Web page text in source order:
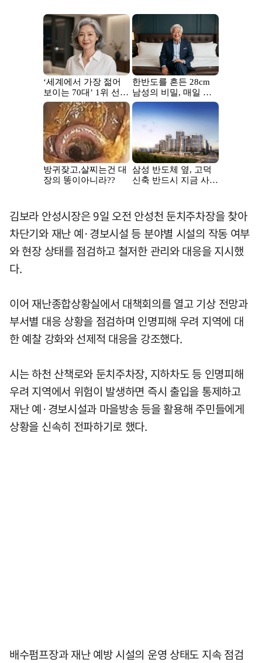
김보라 안성시장은 9일 오전 안성천 둔치주차장을 찾아
차단기와 재난 예·경보시설 등 분야별 시설의 작동 여부
와 현장 상태를 점검하고 철저한 관리와 대응을 지시했
다.
이어 재난종합상황실에서 대책회의를 열고 기상 전망과
부서별 대응 상황을 점검하며 인명피해 우려 지역에 대
한 예찰 강화와 선제적 대응을 강조했다.
시는 하천 산책로와 둔치주차장, 지하차도 등 인명피해
우려 지역에서 위험이 발생하면 즉시 출입을 통제하고
재난 예·경보시설과 마을방송 등을 활용해 주민들에게
상황을 신속히 전파하기로 했다.
배수펌프장과 재난 예방 시설의 운영 상태도 지속 점검